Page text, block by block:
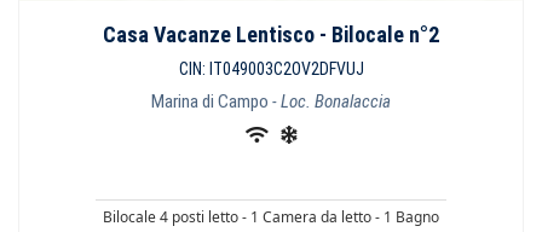
Casa Vacanze Lentisco - Bilocale n°2
CIN: IT049003C2OV2DFVUJ
Marina di Campo - Loc. Bonalaccia
Bilocale 4 posti letto - 1 Camera da letto - 1 Bagno